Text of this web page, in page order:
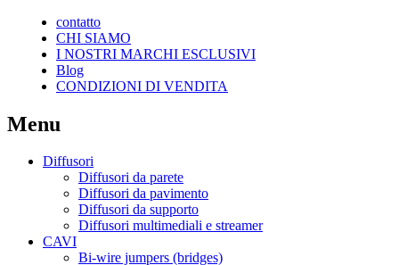
contatto
CHI SIAMO
I NOSTRI MARCHI ESCLUSIVI
Blog
CONDIZIONI DI VENDITA
Menu
Diffusori
Diffusori da parete
Diffusori da pavimento
Diffusori da supporto
Diffusori multimediali e streamer
CAVI
Bi-wire jumpers (bridges)